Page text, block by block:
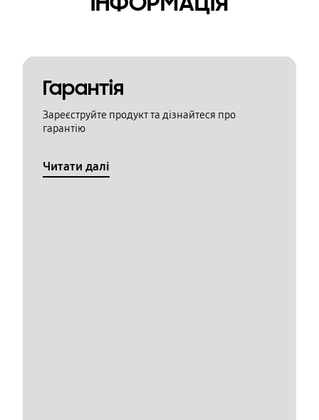
Гарантія
Зареєструйте продукт та дізнайтеся про
гарантію
Читати далі